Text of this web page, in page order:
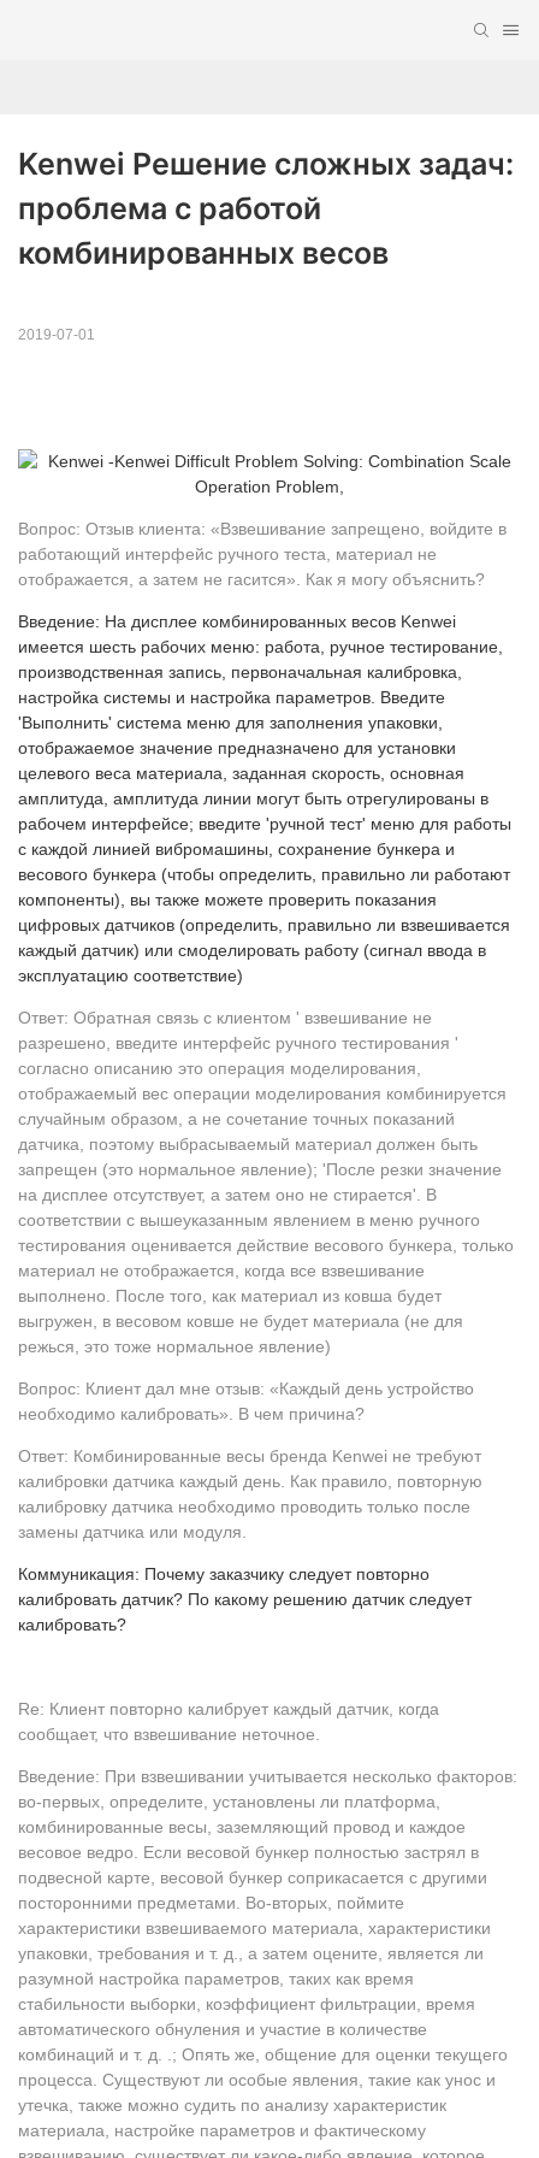
Kenwei Решение сложных задач:
проблема с работой
комбинированных весов
2019-07-01
Вопрос: Отзыв клиента: «Взвешивание запрещено, войдите в
работающий интерфейс ручного теста, материал не
отображается, а затем не гасится». Как я могу объяснить?
Введение: На дисплее комбинированных весов Kenwei
имеется шесть рабочих меню: работа, ручное тестирование,
производственная запись, первоначальная калибровка,
настройка системы и настройка параметров. Введите
'Выполнить' система меню для заполнения упаковки,
отображаемое значение предназначено для установки
целевого веса материала, заданная скорость, основная
амплитуда, амплитуда линии могут быть отрегулированы в
рабочем интерфейсе; введите 'ручной тест' меню для работы
с каждой линией вибромашины, сохранение бункера и
весового бункера (чтобы определить, правильно ли работают
компоненты), вы также можете проверить показания
цифровых датчиков (определить, правильно ли взвешивается
каждый датчик) или смоделировать работу (сигнал ввода в
эксплуатацию соответствие)
Ответ: Обратная связь с клиентом ' взвешивание не
разрешено, введите интерфейс ручного тестирования '
согласно описанию это операция моделирования,
отображаемый вес операции моделирования комбинируется
случайным образом, а не сочетание точных показаний
датчика, поэтому выбрасываемый материал должен быть
запрещен (это нормальное явление); 'После резки значение
на дисплее отсутствует, а затем оно не стирается'. В
соответствии с вышеуказанным явлением в меню ручного
тестирования оценивается действие весового бункера, только
материал не отображается, когда все взвешивание
выполнено. После того, как материал из ковша будет
выгружен, в весовом ковше не будет материала (не для
режься, это тоже нормальное явление)
Вопрос: Клиент дал мне отзыв: «Каждый день устройство
необходимо калибровать». В чем причина?
Ответ: Комбинированные весы бренда Kenwei не требуют
калибровки датчика каждый день. Как правило, повторную
калибровку датчика необходимо проводить только после
замены датчика или модуля.
Коммуникация: Почему заказчику следует повторно
калибровать датчик? По какому решению датчик следует
калибровать?
Re: Клиент повторно калибрует каждый датчик, когда
сообщает, что взвешивание неточное.
Введение: При взвешивании учитывается несколько факторов:
во-первых, определите, установлены ли платформа,
комбинированные весы, заземляющий провод и каждое
весовое ведро. Если весовой бункер полностью застрял в
подвесной карте, весовой бункер соприкасается с другими
посторонними предметами. Во-вторых, поймите
характеристики взвешиваемого материала, характеристики
упаковки, требования и т. д., а затем оцените, является ли
разумной настройка параметров, таких как время
стабильности выборки, коэффициент фильтрации, время
автоматического обнуления и участие в количестве
комбинаций и т. д. .; Опять же, общение для оценки текущего
процесса. Существуют ли особые явления, такие как унос и
утечка, также можно судить по анализу характеристик
материала, настройке параметров и фактическому